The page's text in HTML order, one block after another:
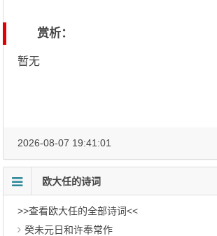
赏析：
暂无
2026-08-07 19:41:01
欧大任的诗词
>>查看欧大任的全部诗词<<
癸未元日和许奉常作